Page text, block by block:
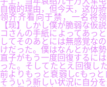
自傲的理由，但今天，这份
领齐齐看向于禁，一名将
【现】しかし僕が脆弱な仮
コさんの手紙によってあっ
してそのあとには無感覚な
けだった。僕はなんとか体
直子がもう一度回復するに
った。そしてたとえ回復し
前よりもっと衰弱しcもっ
そういう新しい状況に自分